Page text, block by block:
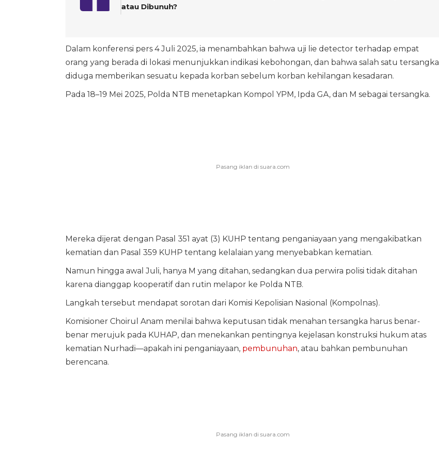
atau Dibunuh?
Dalam konferensi pers 4 Juli 2025, ia menambahkan bahwa uji lie detector terhadap empat
orang yang berada di lokasi menunjukkan indikasi kebohongan, dan bahwa salah satu tersangka
diduga memberikan sesuatu kepada korban sebelum korban kehilangan kesadaran.
Pada 18–19 Mei 2025, Polda NTB menetapkan Kompol YPM, Ipda GA, dan M sebagai tersangka.
Mereka dijerat dengan Pasal 351 ayat (3) KUHP tentang penganiayaan yang mengakibatkan
kematian dan Pasal 359 KUHP tentang kelalaian yang menyebabkan kematian.
Namun hingga awal Juli, hanya M yang ditahan, sedangkan dua perwira polisi tidak ditahan
karena dianggap kooperatif dan rutin melapor ke Polda NTB.
Langkah tersebut mendapat sorotan dari Komisi Kepolisian Nasional (Kompolnas).
Komisioner Choirul Anam menilai bahwa keputusan tidak menahan tersangka harus benar-
benar merujuk pada KUHAP, dan menekankan pentingnya kejelasan konstruksi hukum atas
kematian Nurhadi—apakah ini penganiayaan, pembunuhan, atau bahkan pembunuhan
berencana.